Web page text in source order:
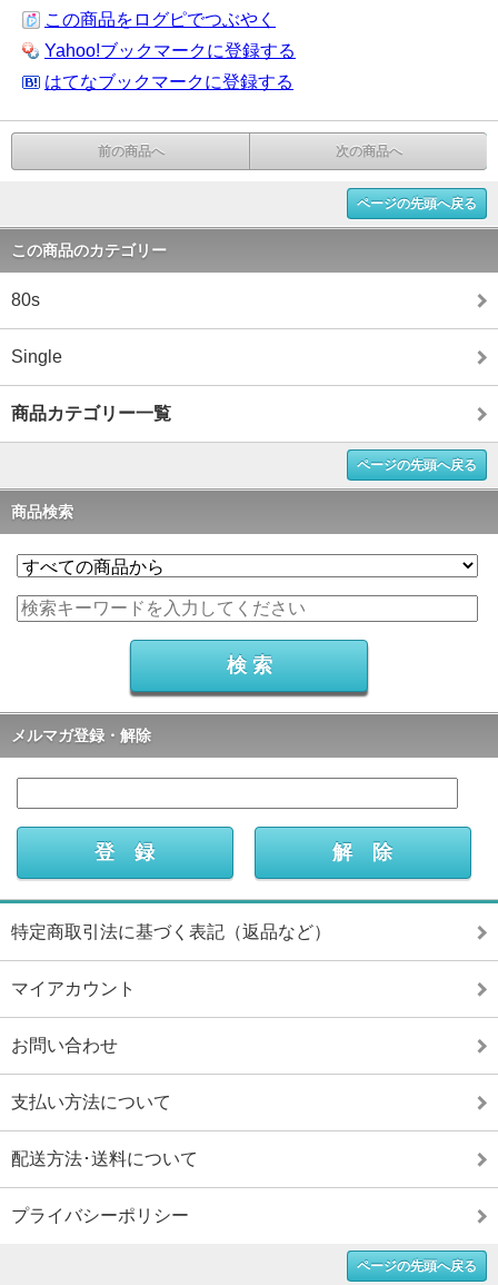
この商品をログピでつぶやく
Yahoo!ブックマークに登録する
はてなブックマークに登録する
前の商品へ 次の商品へ
ページの先頭へ戻る
この商品のカテゴリー
80s
Single
商品カテゴリー一覧
ページの先頭へ戻る
商品検索
メルマガ登録・解除
特定商取引法に基づく表記（返品など）
マイアカウント
お問い合わせ
支払い方法について
配送方法･送料について
プライバシーポリシー
ページの先頭へ戻る